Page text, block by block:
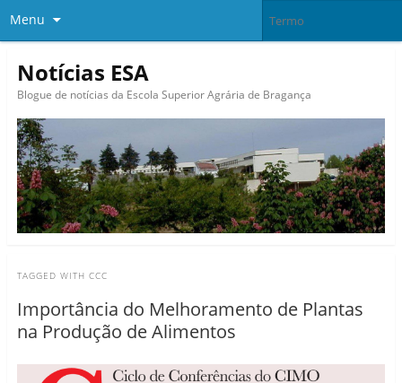
Menu
Notícias ESA
Blogue de notícias da Escola Superior Agrária de Bragança
TAGGED WITH CCC
Importância do Melhoramento de Plantas
na Produção de Alimentos